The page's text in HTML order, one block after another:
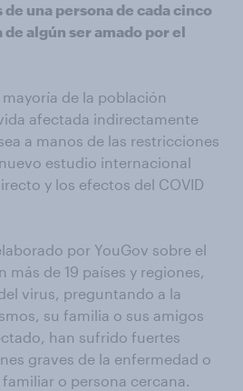
de una persona de cada cinco
algún ser amado por el
de la población
afectada indirectamente
a manos de las restricciones
estudio internacional
y los efectos del COVID
por YouGov sobre el
más de 19 países y regiones,
virus, preguntando a la
su familia o sus amigos
han sufrido fuertes
graves de la enfermedad o
o persona cercana.